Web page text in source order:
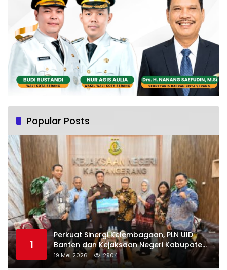
Popular Posts
1
Perkuat Sinergi Kelembagaan, PLN UID
Banten dan Kejaksaan Negeri Kabupaten
Tangerang Kolaborasi Dukung Pelayanan
Publik
19 Mei 2026 2904